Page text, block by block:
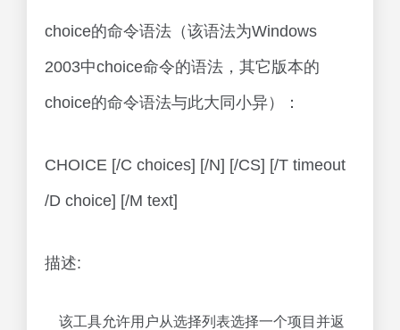
choice的命令语法（该语法为Windows
2003中choice命令的语法，其它版本的
choice的命令语法与此大同小异）：
CHOICE [/C choices] [/N] [/CS] [/T timeout
/D choice] [/M text]
描述:
该工具允许用户从选择列表选择一个项目并返